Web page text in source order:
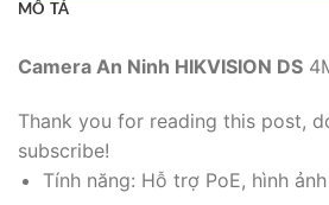
MÔ TẢ
Camera An Ninh HIKVISION DS
Thank you for reading this post,
subscribe!
Tính năng: Hỗ trợ PoE, hình